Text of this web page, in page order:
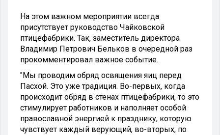
На этом важном мероприятии всегда
присутствует руководство Чайковской
птицефабрики. Так, заместитель директора
Владимир Петрович Бельков в очередной раз
прокомментировал важное событие.
"Мы проводим обряд освящения яиц перед
Пасхой. Это уже традиция. Во-первых, когда
происходит обряд в стенах птицефабрики, то это
стимулирует работников и наполняет особой
православной энергией к празднику, которую
чувствует каждый верующий, во-вторых, по